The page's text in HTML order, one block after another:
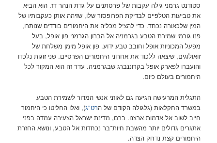
סטודנט גרמני גילה עקבות של פרסתנים על גדת הנהר דז. הוא הביא
את טביעות הטלפיים לבדיקת הפרופסור שלו, שזיהה אותן כעקבותיו של
המין שלכאורה נכחד. כדי להציל מכליה את היחמורים בודדים שנותרו,
פנו גורמי שמירת הטבע בגרמניה אל הברון הגרמני פון אופל, בעל
מפעל המכוניות אופל וחובב טבע ידוע. פון אופל מימן משלחת של
זואולוגים, שיצאה ללכוד את אחרוני היחמורים הפרסיים. שני זוגות נלכדו
והועברו לפארק אופל בקרוננברג שבגרמניה. עדר זה הוא המקור לכל
היחמורים בעולם כיום.
התגלית המרעישה הגיעה גם לאוזני אנשי המדור לשמירת הטבע
במשרד החקלאות (גלגולה הקודם של הרט"ג), ואלו החליטו כי היחמור
חייב לשוב אל אדמות ארצנו. ברם, מדינת ישראל הצעירה עמדה בפני
אתגרים גדולים יותר מהשבת חיות־בר נכחדות אל הטבע, ונושא החזרת
היחמורים קצת נדחק הצדה.